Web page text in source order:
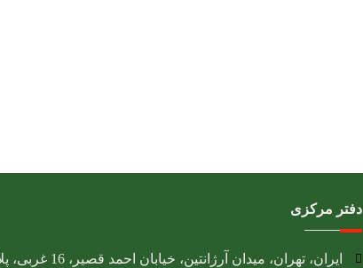
دفتر مرکزی
ایران، تهران، میدان آرژانتین، خیابان احمد قصیر، 16 غربی، پلاک 9، طبقه پنجم